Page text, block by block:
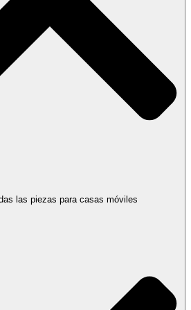
las piezas para casas móviles